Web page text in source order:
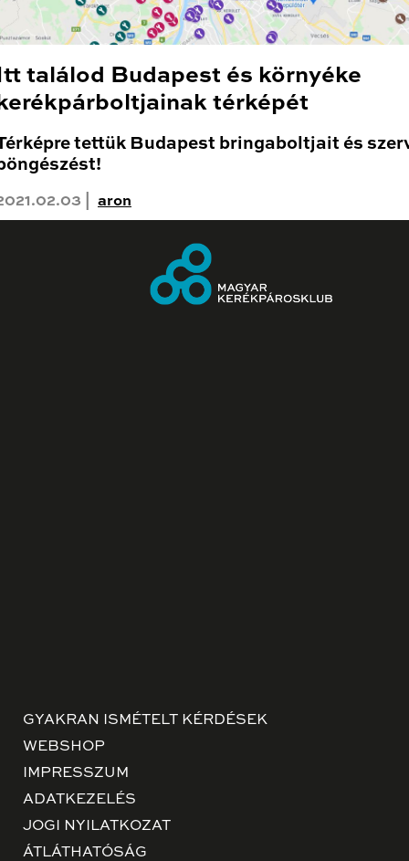
találod Budapest és környéke
térképét
tettük Budapest bringaboltjait és
| aron
GYAKRAN ISMÉTELT KÉRDÉSEK
WEBSHOP
IMPRESSZUM
ADATKEZELÉS
JOGI NYILATKOZAT
ÁTLÁTHATÓSÁG